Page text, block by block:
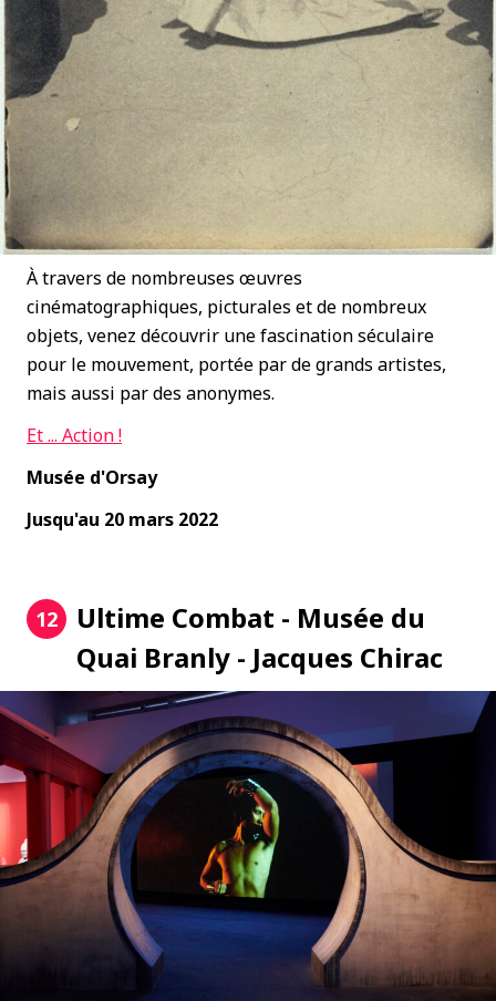
À travers de nombreuses œuvres
cinématographiques, picturales et de nombreux
objets, venez découvrir une fascination séculaire
pour le mouvement, portée par de grands artistes,
mais aussi par des anonymes.
Et ... Action !
Musée d'Orsay
Jusqu'au 20 mars 2022
12
Ultime Combat - Musée du
Quai Branly - Jacques Chirac